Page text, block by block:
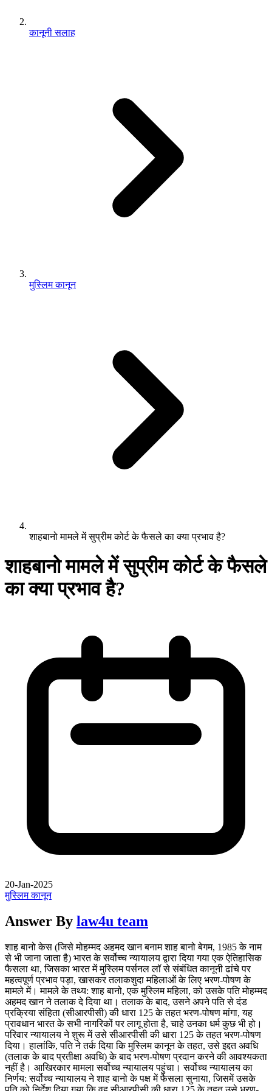
कानूनी सलाह
मुस्लिम कानून
शाहबानो मामले में सुप्रीम कोर्ट के फैसले का क्या प्रभाव है?
शाहबानो मामले में सुप्रीम कोर्ट के फैसले
का क्या प्रभाव है?
20-Jan-2025
मुस्लिम कानून
Answer By law4u team
शाह बानो केस (जिसे मोहम्मद अहमद खान बनाम शाह बानो बेगम, 1985 के नाम
से भी जाना जाता है) भारत के सर्वोच्च न्यायालय द्वारा दिया गया एक ऐतिहासिक
फैसला था, जिसका भारत में मुस्लिम पर्सनल लॉ से संबंधित कानूनी ढांचे पर
महत्वपूर्ण प्रभाव पड़ा, खासकर तलाकशुदा महिलाओं के लिए भरण-पोषण के
मामले में। मामले के तथ्य: शाह बानो, एक मुस्लिम महिला, को उसके पति मोहम्मद
अहमद खान ने तलाक दे दिया था। तलाक के बाद, उसने अपने पति से दंड
प्रक्रिया संहिता (सीआरपीसी) की धारा 125 के तहत भरण-पोषण मांगा, यह
प्रावधान भारत के सभी नागरिकों पर लागू होता है, चाहे उनका धर्म कुछ भी हो।
परिवार न्यायालय ने शुरू में उसे सीआरपीसी की धारा 125 के तहत भरण-पोषण
दिया। हालांकि, पति ने तर्क दिया कि मुस्लिम कानून के तहत, उसे इद्दत अवधि
(तलाक के बाद प्रतीक्षा अवधि) के बाद भरण-पोषण प्रदान करने की आवश्यकता
नहीं है। आखिरकार मामला सर्वोच्च न्यायालय पहुंचा। सर्वोच्च न्यायालय का
निर्णय: सर्वोच्च न्यायालय ने शाह बानो के पक्ष में फैसला सुनाया, जिसमें उसके